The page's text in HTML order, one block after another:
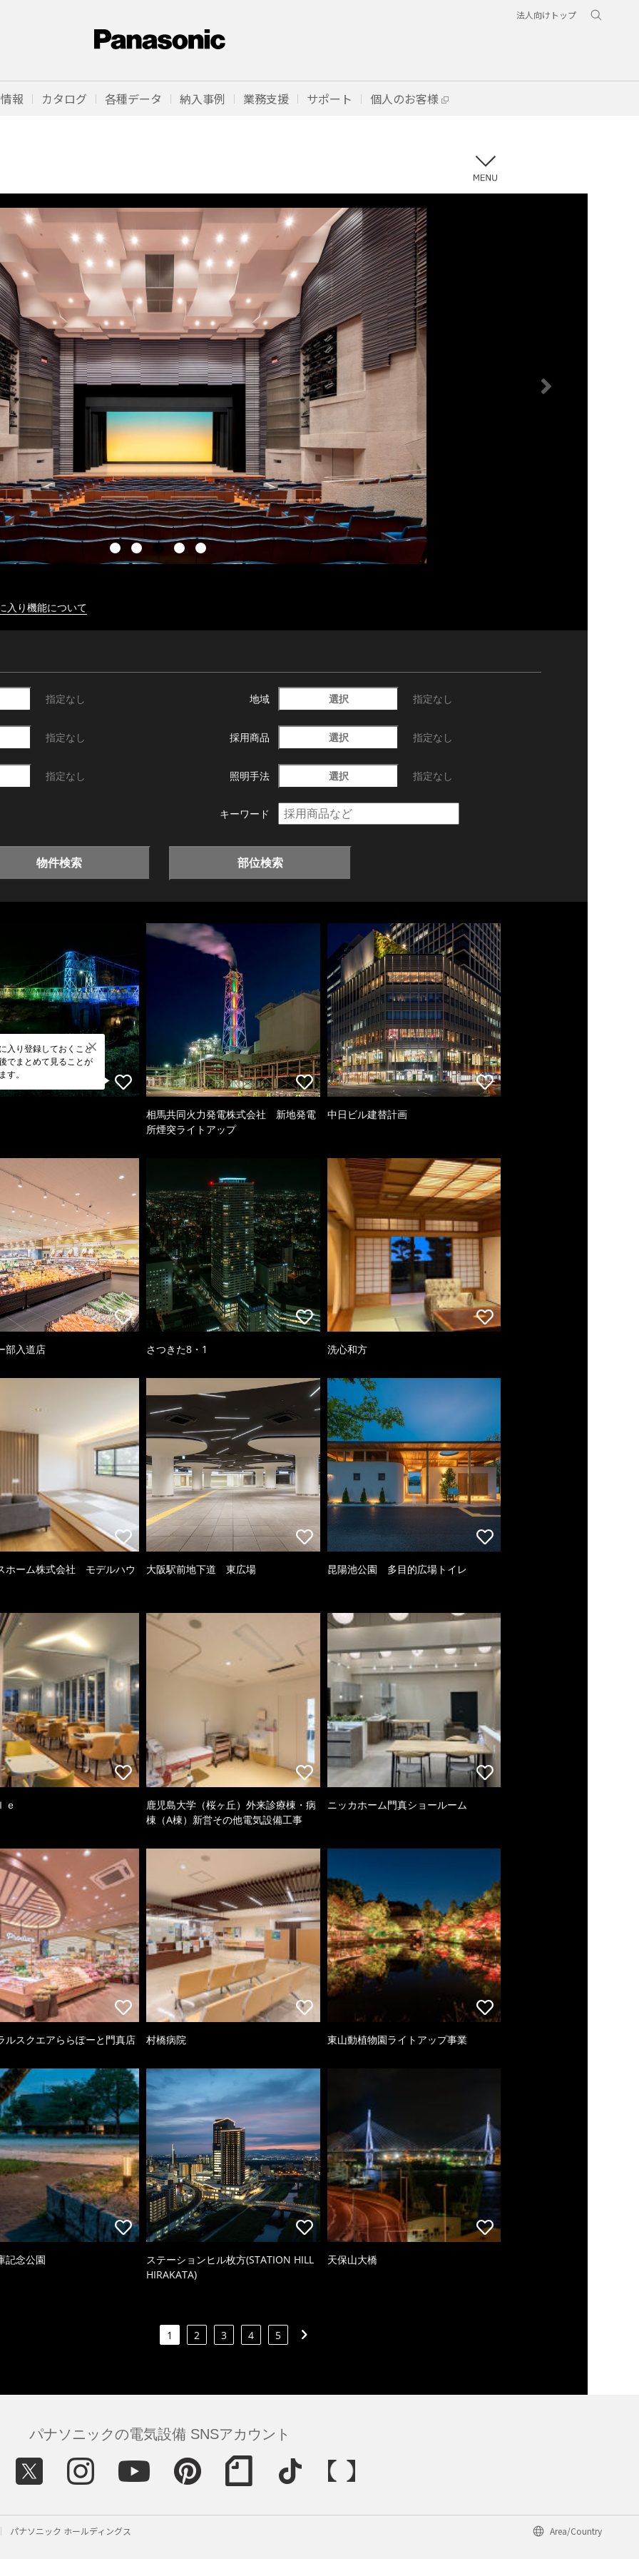
法人向けトップ
報 カタログ 各種データ 納入事例 業務支援 サポート 個人のお客様
入り機能について
指定なし 地域 選択 指定なし
指定なし 採用商品 選択 指定なし
指定なし 照明手法 選択 指定なし
キーワード
物件検索 部位検索
入り登録しておくこと
でまとめて見ることが
す。
相馬共同火力発電株式会社 新地発電
所煙突ライトアップ
中日ビル建替計画
部入道店 さつきた8・1 洗心和方
ホーム株式会社 モデルハウ 大阪駅前地下道 東広場 昆陽池公園 多目的広場トイレ
ｅ
鹿児島大学（桜ヶ丘）外来診療棟・病
棟（A棟）新営その他電気設備工事
ニッカホーム門真ショールーム
ルスクエアららぽーと門真店 村橋病院 東山動植物園ライトアップ事業
記念公園
ステーションヒル枚方(STATION HILL
HIRAKATA)
天保山大橋
1 2 3 4 5
パナソニックの電気設備 SNSアカウント
パナソニック ホールディングス Area/Country